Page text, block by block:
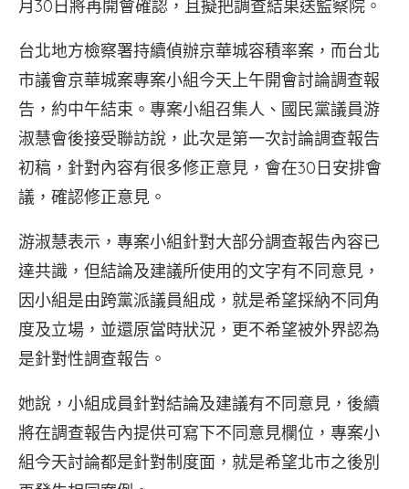
月30日將再開會確認，且擬把調查結果送監察院。
台北地方檢察署持續偵辦京華城容積率案，而台北
市議會京華城案專案小組今天上午開會討論調查報
告，約中午結束。專案小組召集人、國民黨議員游
淑慧會後接受聯訪說，此次是第一次討論調查報告
初稿，針對內容有很多修正意見，會在30日安排會
議，確認修正意見。
游淑慧表示，專案小組針對大部分調查報告內容已
達共識，但結論及建議所使用的文字有不同意見，
因小組是由跨黨派議員組成，就是希望採納不同角
度及立場，並還原當時狀況，更不希望被外界認為
是針對性調查報告。
她說，小組成員針對結論及建議有不同意見，後續
將在調查報告內提供可寫下不同意見欄位，專案小
組今天討論都是針對制度面，就是希望北市之後別